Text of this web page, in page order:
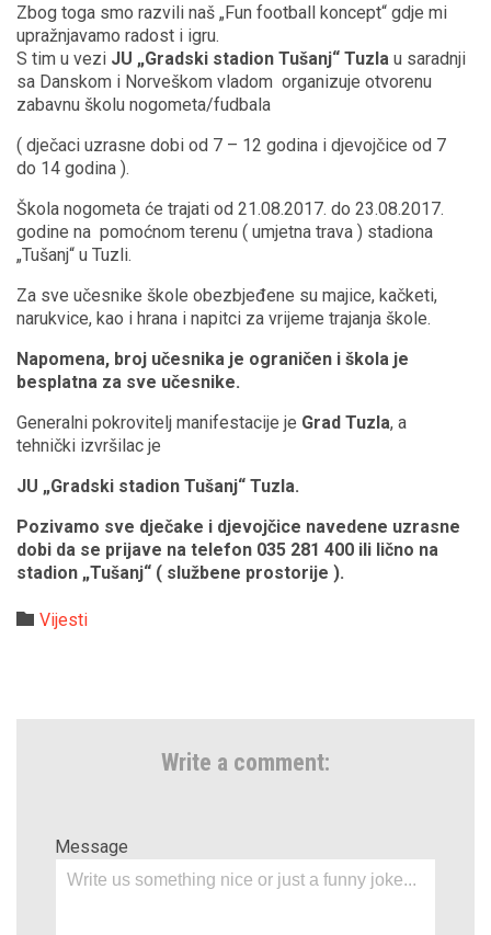
Zbog toga smo razvili naš „Fun football koncept“ gdje mi
upražnjavamo radost i igru.
S tim u vezi JU „Gradski stadion Tušanj“ Tuzla u saradnji
sa Danskom i Norveškom vladom organizuje otvorenu
zabavnu školu nogometa/fudbala
( dječaci uzrasne dobi od 7 – 12 godina i djevojčice od 7
do 14 godina ).
Škola nogometa će trajati od 21.08.2017. do 23.08.2017.
godine na pomoćnom terenu ( umjetna trava ) stadiona
„Tušanj“ u Tuzli.
Za sve učesnike škole obezbjeđene su majice, kačketi,
narukvice, kao i hrana i napitci za vrijeme trajanja škole.
Napomena, broj učesnika je ograničen i škola je
besplatna za sve učesnike.
Generalni pokrovitelj manifestacije je Grad Tuzla, a
tehnički izvršilac je
JU „Gradski stadion Tušanj“ Tuzla.
Pozivamo sve dječake i djevojčice navedene uzrasne
dobi da se prijave na telefon 035 281 400 ili lično na
stadion „Tušanj“ ( službene prostorije ).
 Category
Vijesti
Write a comment:
Message